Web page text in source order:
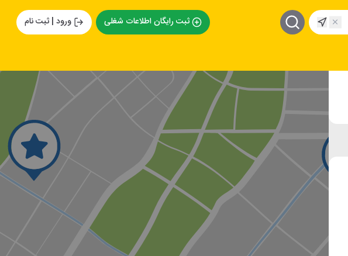
ثبت رایگان اطلاعات شغلی ورود | ثبت نام